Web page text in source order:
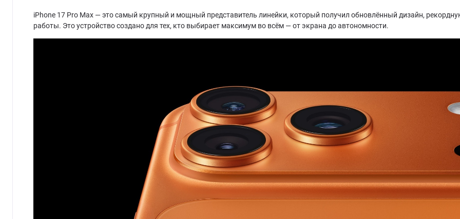
iPhone 17 Pro Max — это самый крупный и мощный представитель линейки, который получил обновлённый дизайн,
работы. Это устройство создано для тех, кто выбирает максимум во всём — от экрана до автономности.